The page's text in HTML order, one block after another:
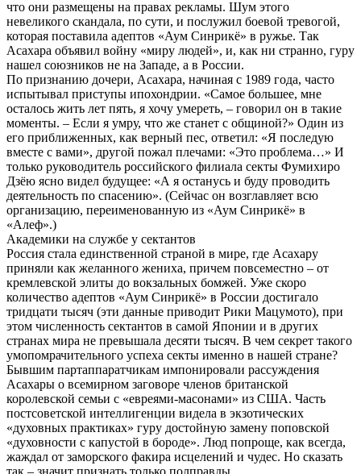
что они размещены на правах рекламы. Шум этого
невеликого скандала, по сути, и послужил боевой тревогой,
которая поставила адептов «Аум Синрикё» в ружье. Так
Асахара объявил войну «миру людей», и, как ни странно, гуру
нашел союзников не на Западе, а в России.
По признанию дочери, Асахара, начиная с 1989 года, часто
испытывал приступы ипохондрии. «Самое большее, мне
осталось жить лет пять, я хочу умереть, – говорил он в такие
моменты. – Если я умру, что же станет с общиной?» Один из
его приближенных, как верный пес, ответил: «Я последую
вместе с вами», другой пожал плечами: «Это проблема…» И
только руководитель российского филиала секты Фумихиро
Дзёю ясно видел будущее: «А я останусь и буду проводить
деятельность по спасению». (Сейчас он возглавляет всю
организацию, переименованную из «Аум Синрикё» в
«Алеф».)
Академики на службе у сектантов
Россия стала единственной страной в мире, где Асахару
приняли как желанного жениха, причем повсеместно – от
кремлевской элиты до вокзальных бомжей. Уже скоро
количество адептов «Аум Синрикё» в России достигало
тридцати тысяч (эти данные приводит Рики Мацумото), при
этом численность сектантов в самой Японии и в других
странах мира не превышала десяти тысяч. В чем секрет такого
умопомрачительного успеха секты именно в нашей стране?
Бывшим партаппаратчикам импонировали рассуждения
Асахары о всемирном заговоре членов британской
королевской семьи с «евреями-масонами» из США. Часть
постсоветской интеллигенции видела в экзотических
«духовных практиках» гуру достойную замену поповской
«духовности с капустой в бороде». Люд попроще, как всегда,
жаждал от заморского факира исцелений и чудес. Но сказать
так – значит признать только полправды.